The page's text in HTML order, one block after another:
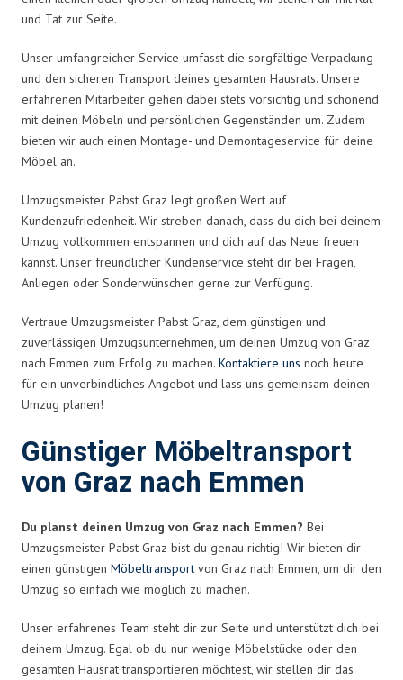
und Tat zur Seite.
Unser umfangreicher Service umfasst die sorgfältige Verpackung
und den sicheren Transport deines gesamten Hausrats. Unsere
erfahrenen Mitarbeiter gehen dabei stets vorsichtig und schonend
mit deinen Möbeln und persönlichen Gegenständen um. Zudem
bieten wir auch einen Montage- und Demontageservice für deine
Möbel an.
Umzugsmeister Pabst Graz legt großen Wert auf
Kundenzufriedenheit. Wir streben danach, dass du dich bei deinem
Umzug vollkommen entspannen und dich auf das Neue freuen
kannst. Unser freundlicher Kundenservice steht dir bei Fragen,
Anliegen oder Sonderwünschen gerne zur Verfügung.
Vertraue Umzugsmeister Pabst Graz, dem günstigen und
zuverlässigen Umzugsunternehmen, um deinen Umzug von Graz
nach Emmen zum Erfolg zu machen. Kontaktiere uns noch heute
für ein unverbindliches Angebot und lass uns gemeinsam deinen
Umzug planen!
Günstiger Möbeltransport
von Graz nach Emmen
Du planst deinen Umzug von Graz nach Emmen? Bei
Umzugsmeister Pabst Graz bist du genau richtig! Wir bieten dir
einen günstigen Möbeltransport von Graz nach Emmen, um dir den
Umzug so einfach wie möglich zu machen.
Unser erfahrenes Team steht dir zur Seite und unterstützt dich bei
deinem Umzug. Egal ob du nur wenige Möbelstücke oder den
gesamten Hausrat transportieren möchtest, wir stellen dir das